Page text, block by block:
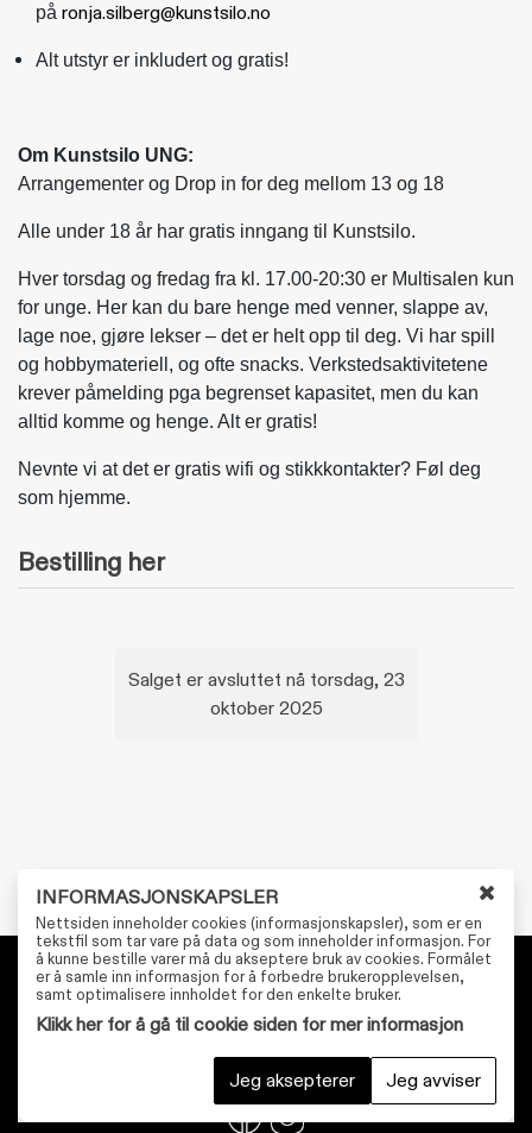
u
k
n
u
INFORMASJONSKAPSLER
Nettsiden inneholder cookies (informasjonskapsler), som er en
tekstfil som tar vare på data og som inneholder informasjon. For
å kunne bestille varer må du akseptere bruk av cookies. Formålet
er å samle inn informasjon for å forbedre brukeropplevelsen,
samt optimalisere innholdet for den enkelte bruker.
Klikk her for å gå til cookie siden for mer informasjon
Jeg aksepterer Jeg avviser
på ronja.silberg@kunstsilo.no
Alt utstyr er inkludert og gratis!
Om Kunstsilo UNG:
Arrangementer og Drop in for deg mellom 13 og 18
Alle under 18 år har gratis inngang til Kunstsilo.
Hver torsdag og fredag fra kl. 17.00-20:30 er Multisalen kun
for unge. Her kan du bare henge med venner, slappe av,
lage noe, gjøre lekser – det er helt opp til deg. Vi har spill
og hobbymateriell, og ofte snacks. Verkstedsaktivitetene
krever påmelding pga begrenset kapasitet, men du kan
alltid komme og henge. Alt er gratis!
Nevnte vi at det er gratis wifi og stikkkontakter? Føl deg
som hjemme.
Bestilling her
Salget er avsluttet nå torsdag, 23
oktober 2025
Personvernerklæring
Tilgjengelighetserklæring